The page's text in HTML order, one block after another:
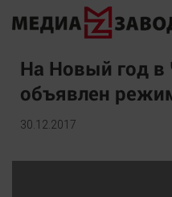
Новости
Экономика
Происшествия
На Новый год в
объявлен
30.12.2017